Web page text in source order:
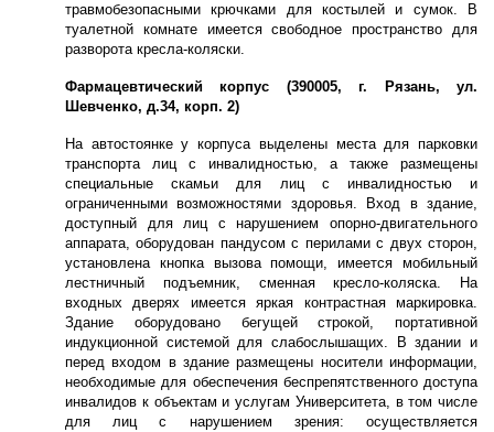
травмобезопасными крючками для костылей и сумок. В
туалетной комнате имеется свободное пространство для
разворота кресла-коляски.
Фармацевтический корпус (390005, г. Рязань, ул.
Шевченко, д.34, корп. 2)
На автостоянке у корпуса выделены места для парковки
транспорта лиц с инвалидностью, а также размещены
специальные скамьи для лиц с инвалидностью и
ограниченными возможностями здоровья. Вход в здание,
доступный для лиц с нарушением опорно-двигательного
аппарата, оборудован пандусом с перилами с двух сторон,
установлена кнопка вызова помощи, имеется мобильный
лестничный подъемник, сменная кресло-коляска. На
входных дверях имеется яркая контрастная маркировка.
Здание оборудовано бегущей строкой, портативной
индукционной системой для слабослышащих. В здании и
перед входом в здание размещены носители информации,
необходимые для обеспечения беспрепятственного доступа
инвалидов к объектам и услугам Университета, в том числе
для лиц с нарушением зрения: осуществляется